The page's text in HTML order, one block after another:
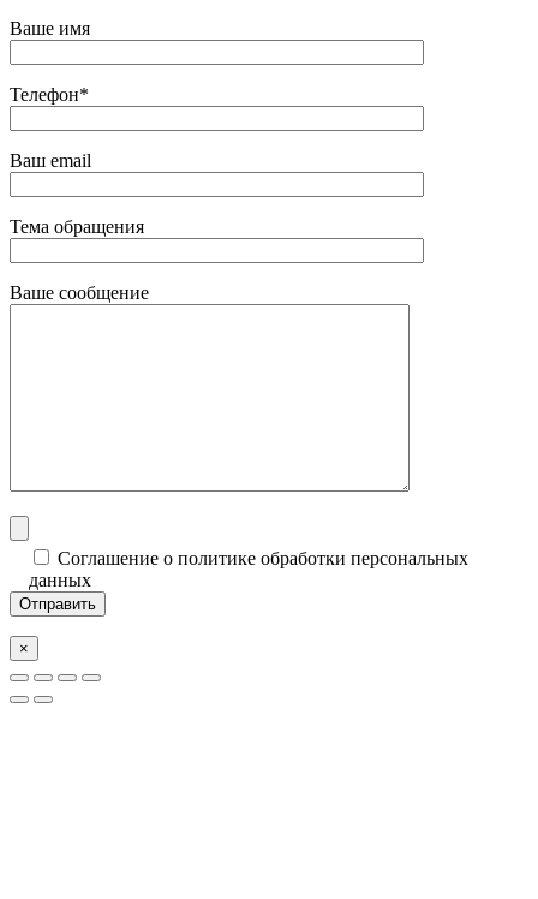
Ваше имя
Телефон*
Ваш email
Тема обращения
Ваше сообщение
Соглашение о политике обработки персональных
данных
×